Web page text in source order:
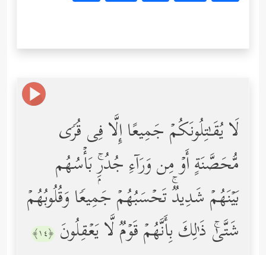
لَا یُقَـٰتِلُونَكُمۡ جَمِیعًا إِلَّا فِی قُرࣰى
مُّحَصَّنَةٍ أَوۡ مِن وَرَاۤءِ جُدُرِۭۚ بَأۡسُهُم
بَیۡنَهُمۡ شَدِیدࣱۚ تَحۡسَبُهُمۡ جَمِیعࣰا وَقُلُوبُهُمۡ
شَتَّىٰۚ ذَ ٰ⁠لِكَ بِأَنَّهُمۡ قَوۡمࣱ لَّا یَعۡقِلُونَ ﴿١٤﴾